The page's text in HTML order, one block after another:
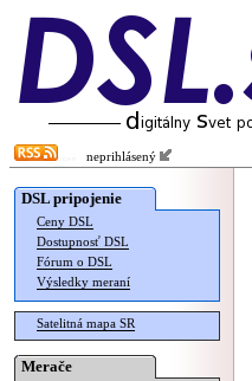
neprihlásený
DSL pripojenie
Ceny DSL
Dostupnosť DSL
Fórum o DSL
Výsledky meraní
Satelitná mapa SR
Merače